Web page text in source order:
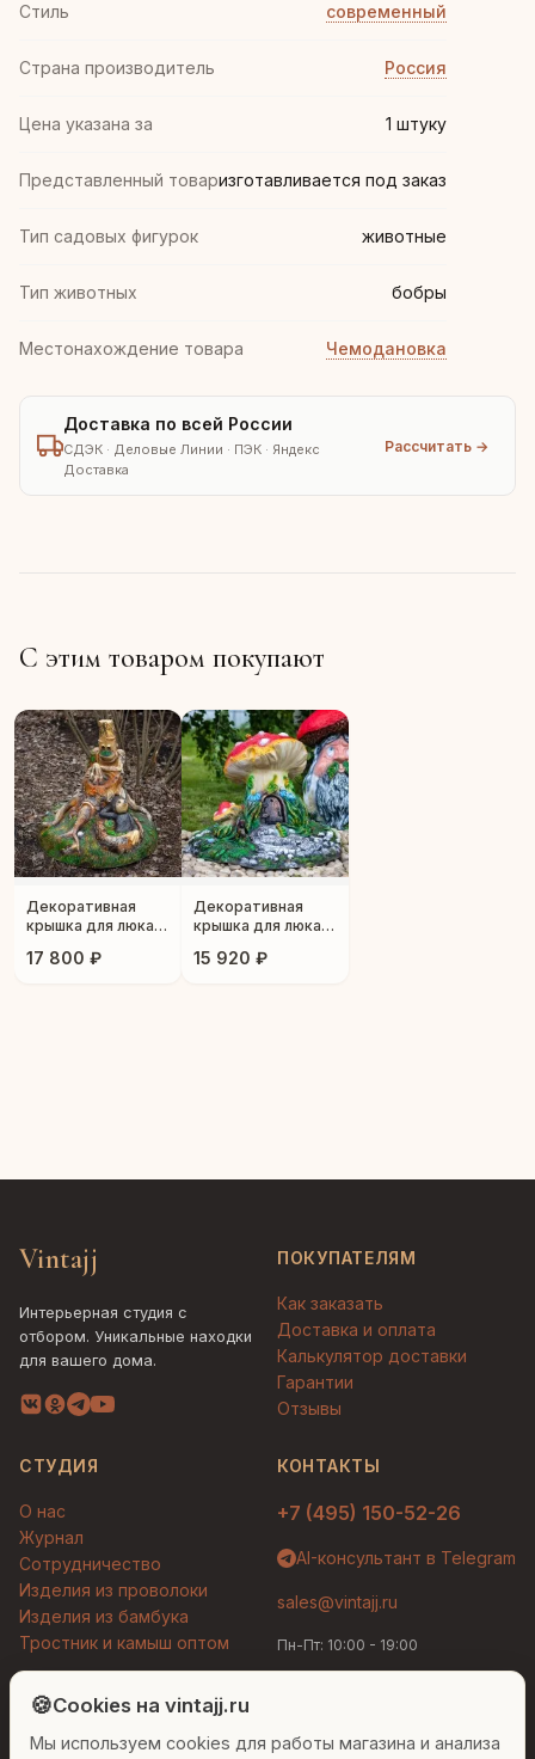
Стиль современный
Страна производитель Россия
Цена указана за 1 штуку
Представленный товаризготавливается под заказ
Тип садовых фигурок животные
Тип животных бобры
Местонахождение товара Чемодановка
Доставка по всей России
СДЭК · Деловые Линии · ПЭК · Яндекс
Доставка
Рассчитать →
С этим товаром покупают
Декоративная
крышка для люка
17 800 ₽
Декоративная
крышка для люка
15 920 ₽
Vintajj
Интерьерная студия с
отбором. Уникальные находки
для вашего дома.
ПОКУПАТЕЛЯМ
Как заказать
Доставка и оплата
Калькулятор доставки
Гарантии
Отзывы
СТУДИЯ
О нас
Журнал
Сотрудничество
Изделия из проволоки
Изделия из бамбука
Тростник и камыш оптом
КОНТАКТЫ
+7 (495) 150-52-26
AI-консультант в Telegram
sales@vintajj.ru
Пн-Пт: 10:00 - 19:00
© 2026 Vintajj. Все права защищены.
🍪Cookies на vintajj.ru
Мы используем cookies для работы магазина и анализа
Людмила
Привет! Я Людмила, ваш персональный